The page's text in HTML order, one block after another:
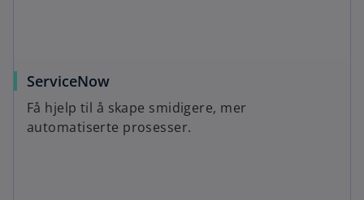
ServiceNow
Få hjelp til å skape smidigere, mer
automatiserte prosesser.